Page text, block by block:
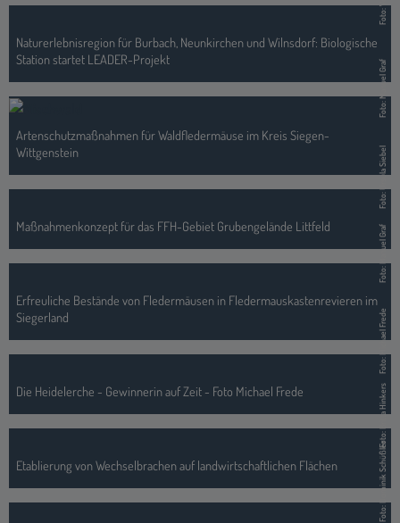
Naturerlebnisregion für Burbach, Neunkirchen und Wilnsdorf: Biologische
Station startet LEADER-Projekt
Foto: Manuel Graf
Artenschutzmaßnahmen für Waldfledermäuse im Kreis Siegen-
Wittgenstein
Foto: Ursula Siebel
Maßnahmenkonzept für das FFH-Gebiet Grubengelände Littfeld Foto: Manuel Graf
Erfreuliche Bestände von Fledermäusen in Fledermauskastenrevieren im
Siegerland
Foto: Michael Frede
Die Heidelerche - Gewinnerin auf Zeit - Foto Michael Frede Foto: Britta Hinkers
Etablierung von Wechselbrachen auf landwirtschaftlichen Flächen Foto: Dominik Schüßler